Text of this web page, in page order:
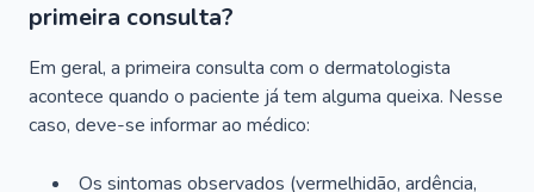
primeira consulta?
Em geral, a primeira consulta com o dermatologista
acontece quando o paciente já tem alguma queixa. Nesse
caso, deve-se informar ao médico:
Os sintomas observados (vermelhidão, ardência,